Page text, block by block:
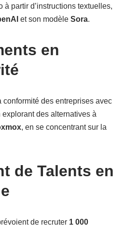
partir d’instructions textuelles,
et son modèle Sora.
en
conformité des entreprises avec
explorant des alternatives à
, en se concentrant sur la
de Talents en
de recruter 1 000